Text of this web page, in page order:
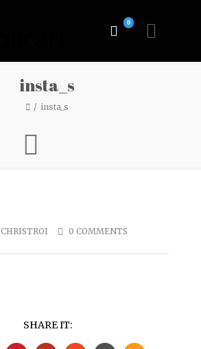
0
insta_s
insta_s
CHRISTROI 0 COMMENTS
SHARE IT: